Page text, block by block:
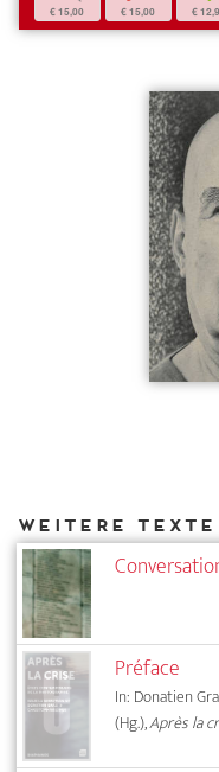
€ 15,00 € 15,00 €
Préface
In: Donatien
(Hg.),Après la